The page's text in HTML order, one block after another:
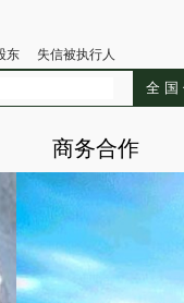
东 失信被执行人
全
商务合作